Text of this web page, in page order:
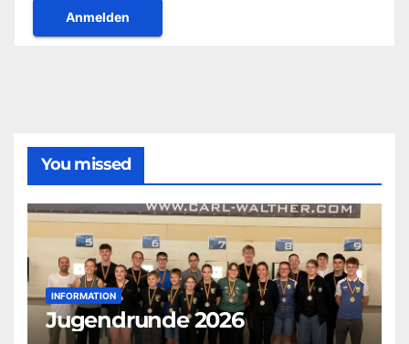
You missed
INFORMATION
Jugendrunde 2026